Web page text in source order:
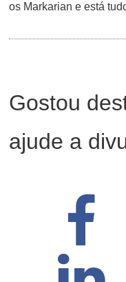
os Markarian e está
Gostou
ajude a